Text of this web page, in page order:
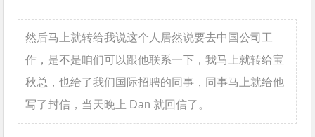
然后马上就转给我说这个人居然说要去中国公司工
作，是不是咱们可以跟他联系一下，我马上就转给宝
秋总，也给了我们国际招聘的同事，同事马上就给他
写了封信，当天晚上 Dan 就回信了。